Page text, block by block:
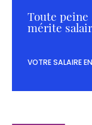
Toute peine
mérite
VOTRE SALAIRE